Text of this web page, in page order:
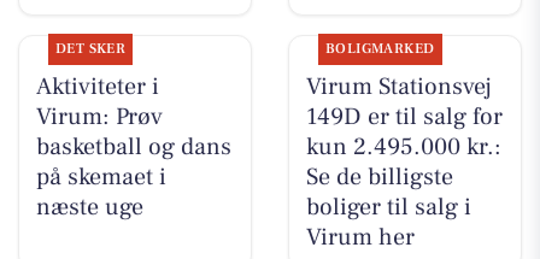
DET SKER
Aktiviteter i
Virum: Prøv
basketball og dans
på skemaet i
næste uge
BOLIGMARKED
Virum Stationsvej
149D er til salg for
kun 2.495.000 kr.:
Se de billigste
boliger til salg i
Virum her